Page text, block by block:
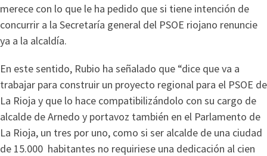
merece con lo que le ha pedido que si tiene intención de
concurrir a la Secretaría general del PSOE riojano renuncie
ya a la alcaldía.
En este sentido, Rubio ha señalado que “dice que va a
trabajar para construir un proyecto regional para el PSOE de
La Rioja y que lo hace compatibilizándolo con su cargo de
alcalde de Arnedo y portavoz también en el Parlamento de
La Rioja, un tres por uno, como si ser alcalde de una ciudad
de 15.000 habitantes no requiriese una dedicación al cien